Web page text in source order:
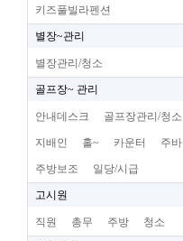
키즈풀빌라펜션
별장~관리
별장관리/청소
골프장~ 관리
안내데스크 골프장관리/청소
지배인 홀~ 카운터 주바
주방보조 일당/시급
고시원
직원 총무 주방 청소